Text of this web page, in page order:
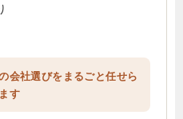
会社選びをまるごと任せら
す